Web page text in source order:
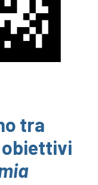
tra
obiettivi